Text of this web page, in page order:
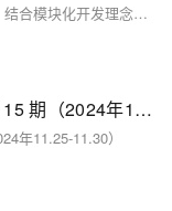
本方案基于C#.NET技术快速构建掌上医院系统，结合模块化开发理念与医院信息化需求。核心功能涵盖用户端的预约挂号、在线问诊、报告查询等，以及管理端的排班管理和数据统计。采用.NET Core Web API与uni-app实现前后端分离，支持跨平台小程序开发。数据库选用SQL Server 2012，并通过读写分离与索引优化提升性能。部署方案包括Windows Server与负载均衡设计，确保高可用性。同时针对API差异、数据库老化及高并发等问题制定应对措施，保障系统稳定运行。推荐使用Postman、Redgate等工具辅助开发，提升效率与质量。
C#/.NET/.NET Core技术前沿周刊 | 第 15 期（2024年11.25-11.30）
年11.25-11.30）